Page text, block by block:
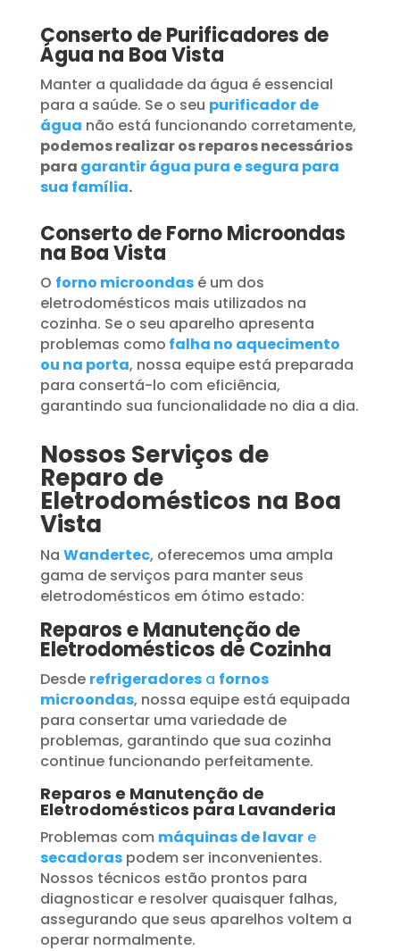
Conserto de Purificadores de
Água na Boa Vista
Manter a qualidade da água é essencial
para a saúde. Se o seu purificador de
água não está funcionando corretamente,
podemos realizar os reparos necessários
para garantir água pura e segura para
sua família.
Conserto de Forno Microondas
na Boa Vista
O forno microondasé um dos
eletrodomésticos mais utilizados na
cozinha. Se o seu aparelho apresenta
problemas como falha no aquecimento
ou na porta, nossa equipe está preparada
para consertá-lo com eficiência,
garantindo sua funcionalidade no dia a dia.
Nossos Serviços de
Reparo de
Eletrodomésticos na Boa
Vista
Na Wandertec, oferecemos uma ampla
gama de serviços para manter seus
eletrodomésticos em ótimo estado:
Reparos e Manutenção de
Eletrodomésticos de Cozinha
Desde refrigeradoresa fornos
microondas, nossa equipe está equipada
para consertar uma variedade de
problemas, garantindo que sua cozinha
continue funcionando perfeitamente.
Reparos e Manutenção de
Eletrodomésticos para Lavanderia
Problemas com máquinas de lavare
secadoraspodem ser inconvenientes.
Nossos técnicos estão prontos para
diagnosticar e resolver quaisquer falhas,
assegurando que seus aparelhos voltem a
operar normalmente.